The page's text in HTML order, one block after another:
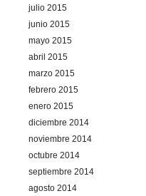
julio 2015
junio 2015
mayo 2015
abril 2015
marzo 2015
febrero 2015
enero 2015
diciembre 2014
noviembre 2014
octubre 2014
septiembre 2014
agosto 2014